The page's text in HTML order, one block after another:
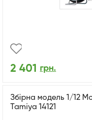
2 401 грн.
Збірна модель 1/12
Tamiya 14121